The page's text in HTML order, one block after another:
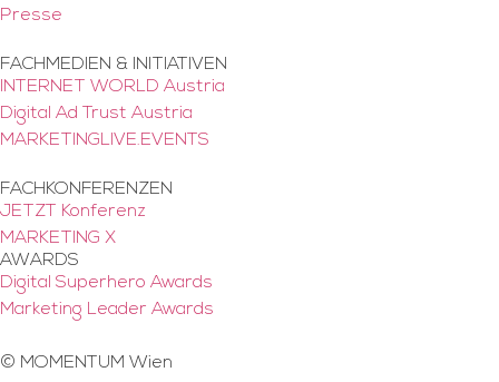
Presse
FACHMEDIEN & INITIATIVEN
INTERNET WORLD Austria
Digital Ad Trust Austria
MARKETINGLIVE.EVENTS
FACHKONFERENZEN
JETZT Konferenz
MARKETING X
AWARDS
Digital Superhero Awards
Marketing Leader Awards
© MOMENTUM Wien